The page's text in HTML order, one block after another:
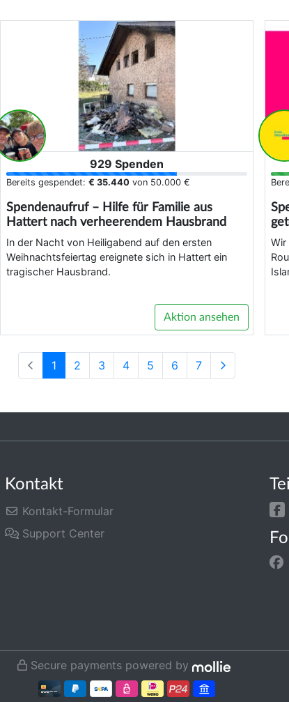
929 Spenden
Bereits gespendet: € 35.440 von 50.000 €
Spendenaufruf – Hilfe für Familie aus
Hattert nach verheerendem Hausbrand
In der Nacht von Heiligabend auf den ersten
Weihnachtsfeiertag ereignete sich in Hattert ein
tragischer Hausbrand.
Aktion ansehen
Wir
1 2 3 4 5 6 7
Kontakt
Kontakt-Formular
Support Center
Secure payments powered by